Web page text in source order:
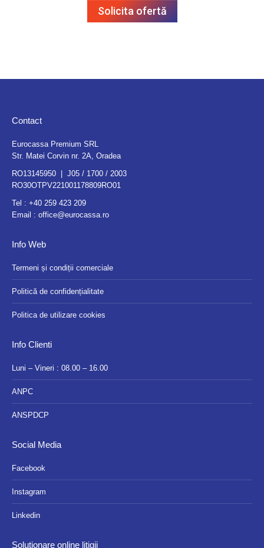
Solicita ofertă
Contact
Eurocassa Premium SRL
Str. Matei Corvin nr. 2A, Oradea
RO13145950 | J05 / 1700 / 2003
RO30OTPV221001178809RO01
Tel : +40 259 423 209
Email : office@eurocassa.ro
Info Web
Termeni și condiții comerciale
Politică de confidențialitate
Politica de utilizare cookies
Info Clienti
Luni – Vineri : 08.00 – 16.00
ANPC
ANSPDCP
Social Media
Facebook
Instagram
Linkedin
Soluționare online litigii